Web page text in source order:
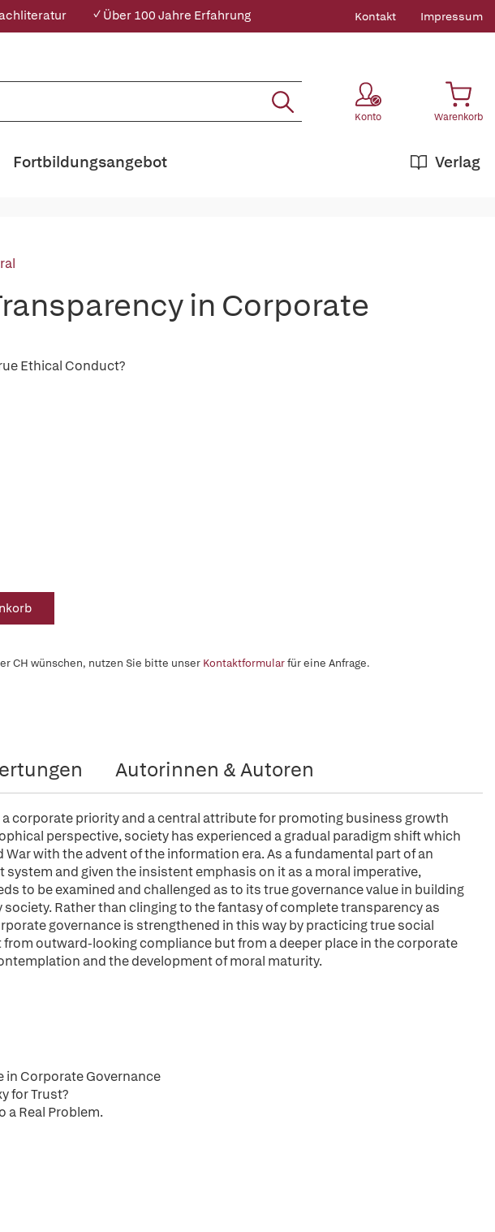
✓ Über 100 Jahre Erfahrung Kontakt Impressum
Konto Warenkorb
Verlag
Fortbildungsangebot
in Corporate
Ethical Conduct?
CH wünschen, nutzen Sie bitte unser Kontaktformularfür eine Anfrage.
Autorinnen & Autoren
a corporate priority and a central attribute for promoting business growth
perspective, society has experienced a gradual paradigm shift which
with the advent of the information era. As a fundamental part of an
and given the insistent emphasis on it as a moral imperative,
to be examined and challenged as to its true governance value in building
Rather than clinging to the fantasy of complete transparency as
governance is strengthened in this way by practicing true social
outward-looking compliance but from a deeper place in the corporate
and the development of moral maturity.
in Corporate Governance
for Trust?
a Real Problem.